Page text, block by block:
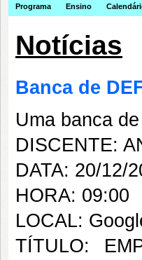
Programa Ensino
Notícias
Banca de
Uma banca
DISCENTE:
DATA: 20/12/
HORA: 09:00
LOCAL:
TÍTULO: